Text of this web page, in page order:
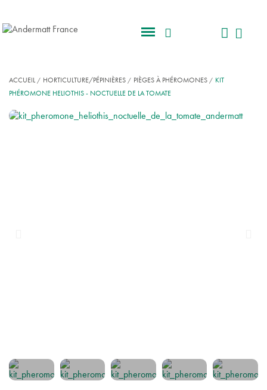
ACCUEIL HORTICULTURE/PÉPINIÈRES PIÈGES À PHÉROMONES
KIT
PHÉROMONE HELIOTHIS - NOCTUELLE DE LA TOMATE